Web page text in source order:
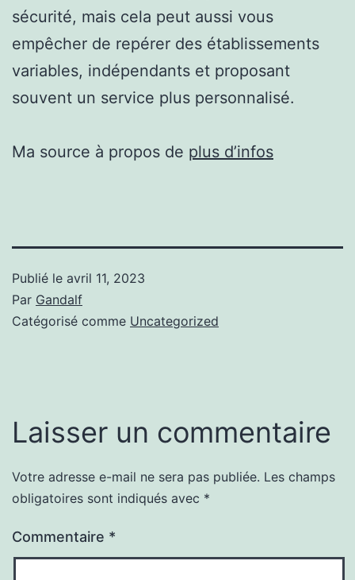
sécurité, mais cela peut aussi vous
empêcher de repérer des établissements
variables, indépendants et proposant
souvent un service plus personnalisé.
Ma source à propos de plus d’infos
Publié le avril 11, 2023
Par Gandalf
Catégorisé comme Uncategorized
Laisser un commentaire
Votre adresse e-mail ne sera pas publiée. Les champs
obligatoires sont indiqués avec *
Commentaire *